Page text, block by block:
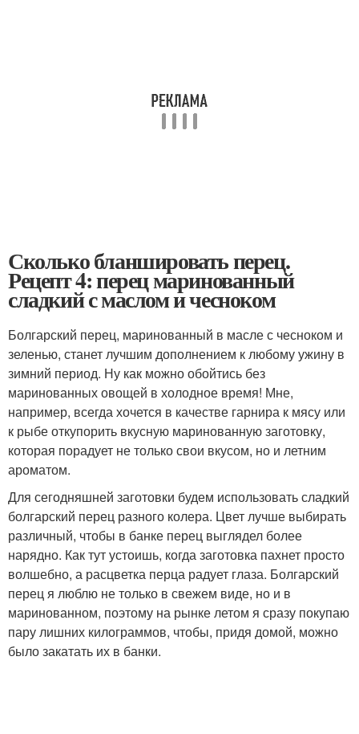
Сколько бланшировать перец.
Рецепт 4: перец маринованный
сладкий с маслом и чесноком
Болгарский перец, маринованный в масле с чесноком и
зеленью, станет лучшим дополнением к любому ужину в
зимний период. Ну как можно обойтись без
маринованных овощей в холодное время! Мне,
например, всегда хочется в качестве гарнира к мясу или
к рыбе откупорить вкусную маринованную заготовку,
которая порадует не только свои вкусом, но и летним
ароматом.
Для сегодняшней заготовки будем использовать сладкий
болгарский перец разного колера. Цвет лучше выбирать
различный, чтобы в банке перец выглядел более
нарядно. Как тут устоишь, когда заготовка пахнет просто
волшебно, а расцветка перца радует глаза. Болгарский
перец я люблю не только в свежем виде, но и в
маринованном, поэтому на рынке летом я сразу покупаю
пару лишних килограммов, чтобы, придя домой, можно
было закатать их в банки.